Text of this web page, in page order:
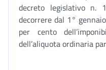
decreto legislativo n.
decorrere dal 1°
per cento
dell’aliquota ordinaria